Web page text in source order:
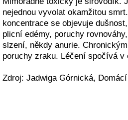
nejednou vyvolat okamžitou
koncentrace se objevuje
plicní edémy, poruchy
slzení, někdy anurie.
poruchy zraku. Léčení spočívá v
Zdroj: Jadwiga Górnická,